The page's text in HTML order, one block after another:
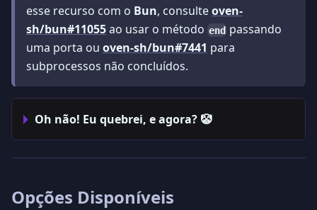
esse recurso com o Bun, consulteoven-
sh/bun#11055ao usar o método end passando
uma porta ou oven-sh/bun#7441 para
subprocessos não concluídos.
Oh não! Eu quebrei, e agora? 🤡
Opções Disponíveis